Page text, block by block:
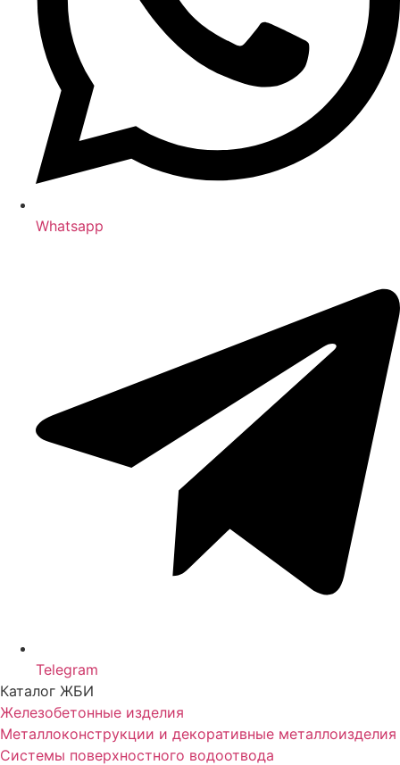
Whatsapp
Telegram
Каталог ЖБИ
Железобетонные изделия
Металлоконструкции и декоративные металлоизделия
Системы поверхностного водоотвода